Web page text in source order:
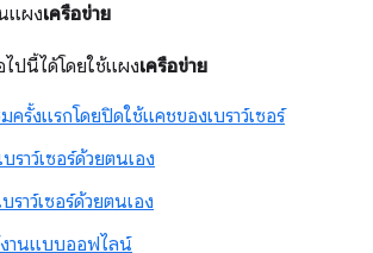
แผงเครือข่าย
ปนี้ได้โดยใช้แผงเครือข่าย
ครั้งแรกโดยปิดใช้แคชของเบราว์เซอร์
ราว์เซอร์ด้วยตนเอง
ราว์เซอร์ด้วยตนเอง
งานแบบออฟไลน์